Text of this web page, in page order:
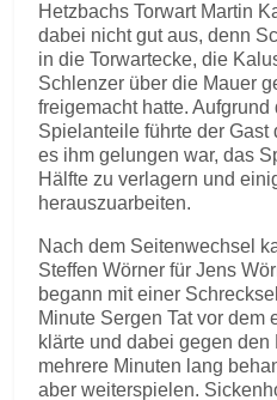
Hetzbachs Torwart Martin
dabei nicht gut aus, denn
in die Torwartecke, die
Schlenzer über die Mauer
freigemacht hatte.
Spielanteile führte der Gast
es ihm gelungen war, das
Hälfte zu verlagern und
herauszuarbeiten.
Nach dem Seitenwechsel
Steffen Wörner für Jens
begann mit einer
Minute Sergen Tat vor dem
klärte und dabei gegen
mehrere Minuten lang
aber weiterspielen.